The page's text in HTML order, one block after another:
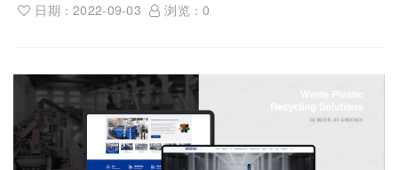
日期：2022-09-03
浏览：0